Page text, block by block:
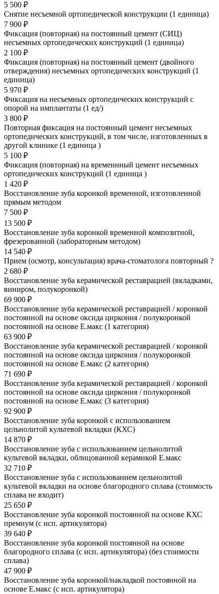
5 500 ₽
Снятие несъемной ортопедической конструкции (1 единица)
7 900 ₽
Фиксация (повторная) на постоянный цемент (СИЦ)
несъемных ортопедических конструкций (1 единица)
2 100 ₽
Фиксация (повторная) на постоянный цемент (двойного
отверждения) несъемных ортопедических конструкций (1
единица)
5 970 ₽
Фиксация на несъемных ортопедических конструкций с
опорой на имплантаты (1 ед/)
3 800 ₽
Повторная фиксация на постоянный цемент несъемных
ортопедических конструкций, в том числе, изготовленных в
другой клинике (1 единица )
5 100 ₽
Фиксация (повторная) на временнный цемент несъемных
ортопедических конструкций (1 единица )
1 420 ₽
Восстановление зуба коронкой временной, изготовленной
прямым методом
7 500 ₽
13 500 ₽
Восстановление зуба коронкой временной композитной,
фрезерованной (лабораторным методом)
14 540 ₽
Прием (осмотр, консультация) врача-стоматолога повторный ?
2 680 ₽
Восстановление зуба керамической реставрацией (вкладками,
виниром, полукоронкой)
69 900 ₽
Восстановление зуба керамической реставрацией / коронкой
постоянной на основе оксида циркония / полукоронкой
постоянной на основе Е.макс (1 категория)
63 900 ₽
Восстановление зуба керамической реставрацией / коронкой
постоянной на основе оксида циркония / полукоронкой
постоянной на основе Е.макс (2 категория)
71 690 ₽
Восстановление зуба керамической реставрацией / коронкой
постоянной на основе оксида циркония / полукоронкой
постоянной на основе Е.макс (3 категория)
92 900 ₽
Восстановление зуба коронкой с использованием
цельнолитой культевой вкладки (КХС)
14 870 ₽
Восстановление зуба с использованием цельнолитой
культевой вкладки, облицованной керамикой Е.макс
32 710 ₽
Восстановление зуба с использованием цельнолитой
культевой вкладки на основе благородного сплава (стоимость
сплава не входит)
25 650 ₽
Восстановление зуба коронкой постоянной на основе КХС
премиум (с исп. артикулятора)
39 640 ₽
Восстановление зуба коронкой постоянной на основе
благородного сплава (с исп. артикулятора) (без стоимости
сплава)
47 900 ₽
Восстановление зуба коронкой/накладкой постоянной на
основе Е.макс (с исп. артикулятора)